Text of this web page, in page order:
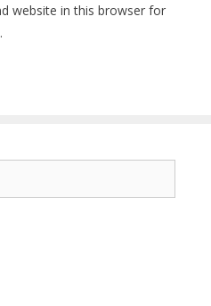
website in this browser for